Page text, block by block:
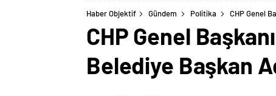
Haber Objektif Gündem Politika CHP Genel
CHP Genel
Belediye Başkan